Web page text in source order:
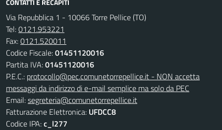
CONTATTI E RECAPITI
Via Repubblica 1 - 10066 Torre Pellice (TO)
Tel:0121.953221
Fax:0121.520011
Codice Fiscale:01451120016
Partita IVA:01451120016
P.E.C.: protocollo@pec.comunetorrepellice.it - NON accetta
messaggi da indirizzo di e-mail semplice ma solo da PEC
Email:segreteria@comunetorrepellice.it
Fatturazione Elettronica: UFDCC8
Codice IPA:c_l277